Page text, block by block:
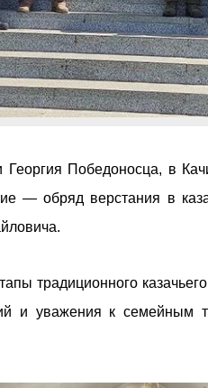
Победоносца, в
— обряд верстания в
традиционного
и уважения к